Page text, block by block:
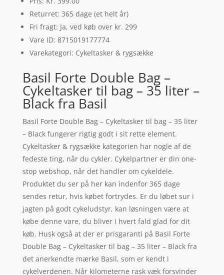
Returret: 365 dage (et helt år)
Fri fragt: Ja, ved køb over kr. 299
Vare ID: 8715019177774
Varekategori: Cykeltasker & rygsække
Basil Forte Double Bag –
Cykeltasker til bag – 35 liter –
Black fra Basil
Basil Forte Double Bag – Cykeltasker til bag – 35 liter
– Black fungerer rigtig godt i sit rette element.
Cykeltasker & rygsække kategorien har nogle af de
fedeste ting, når du cykler. Cykelpartner er din one-
stop webshop, når det handler om cykeldele.
Produktet du ser på her kan indenfor 365 dage
sendes retur, hvis købet fortrydes. Er du løbet sur i
jagten på godt cykeludstyr, kan løsningen være at
købe denne vare, du bliver i hvert fald glad for dit
køb. Husk også at der er prisgaranti på Basil Forte
Double Bag – Cykeltasker til bag – 35 liter – Black fra
det anerkendte mærke Basil, som er kendt i
cykelverdenen. Når kilometerne rask væk forsvinder